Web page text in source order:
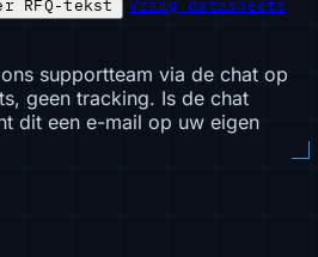
RFQ-tekst
Vraag datasheets
supportteam via de chat op
geen tracking. Is de chat
dit een e-mail op uw eigen